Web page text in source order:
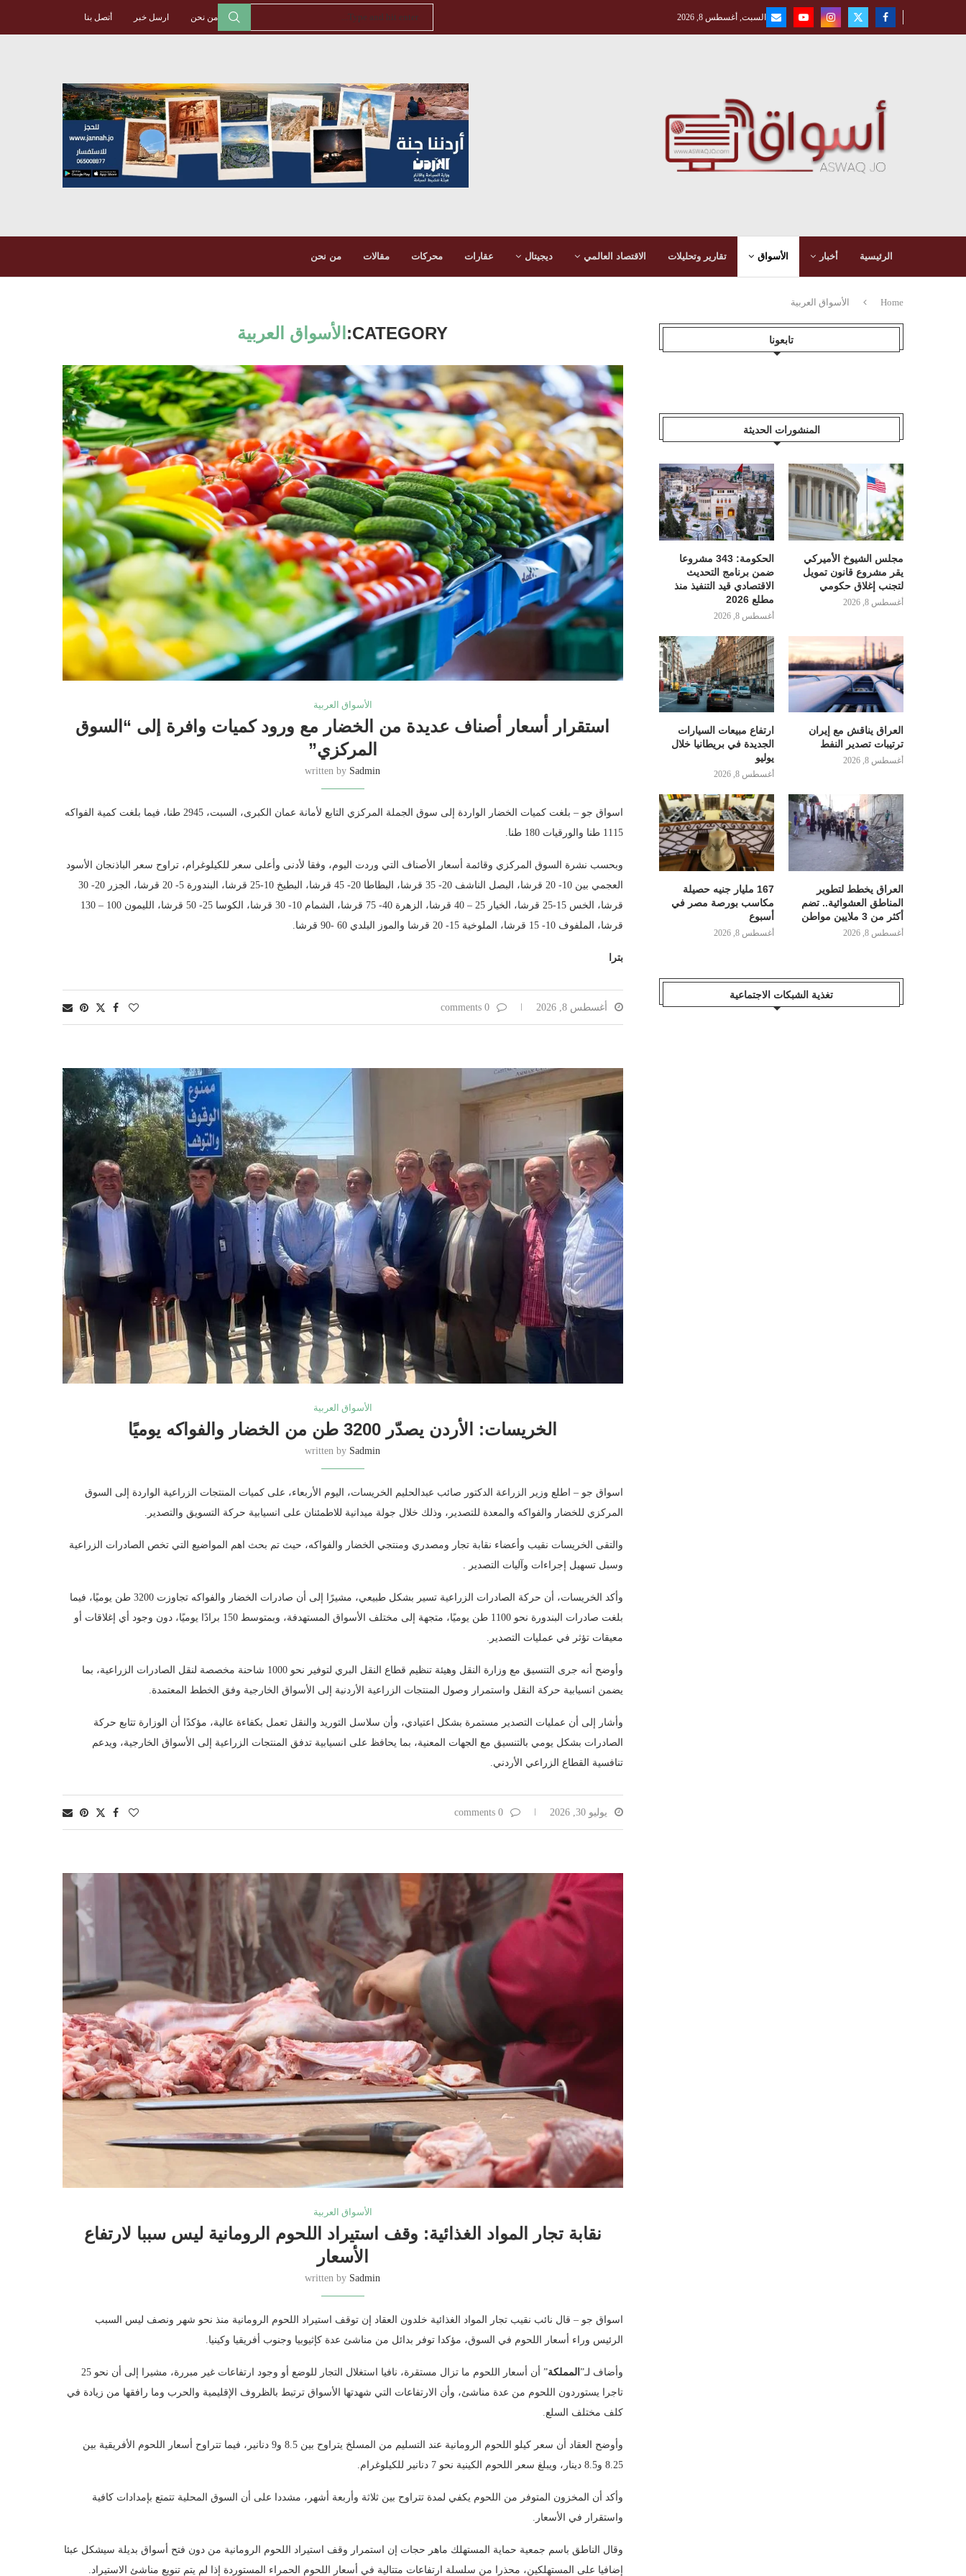
السبت, أغسطس 8, 2026 من نحن ارسل خبر أتصل بنا
الرئيسية أخبار الأسواق تقارير وتحليلات الاقتصاد العالمي ديجيتال عقارات محركات مقالات من نحن
Home الأسواق العربية
CATEGORY: الأسواق العربية
الأسواق العربية
استقرار أسعار أصناف عديدة من الخضار مع ورود كميات وافرة إلى “السوق
المركزي”
written by Sadmin
اسواق جو – بلغت كميات الخضار الواردة إلى سوق الجملة المركزي التابع لأمانة عمان الكبرى، السبت، 2945 طنا، فيما بلغت كمية الفواكه
1115 طنا والورقيات 180 طنا.
وبحسب نشرة السوق المركزي وقائمة أسعار الأصناف التي وردت اليوم، وفقا لأدنى وأعلى سعر للكيلوغرام، تراوح سعر الباذنجان الأسود
العجمي بين 10- 20 قرشا، البصل الناشف 20- 35 قرشا، البطاطا 20- 45 قرشا، البطيخ 10-25 قرشا، البندورة 5- 20 قرشا، الجزر 20- 30
قرشا، الخس 15-25 قرشا، الخيار 25 – 40 قرشا، الزهرة 40- 75 قرشا، الشمام 10- 30 قرشا، الكوسا 25- 50 قرشا، الليمون 100 – 130
قرشا، الملفوف 10- 15 قرشا، الملوخية 15- 20 قرشا والموز البلدي 60 -90 قرشا.
بترا
أغسطس 8, 2026 0 comments
الأسواق العربية
الخريسات: الأردن يصدّر 3200 طن من الخضار والفواكه يوميًا
written by Sadmin
اسواق جو – اطلع وزير الزراعة الدكتور صائب عبدالحليم الخريسات، اليوم الأربعاء، على كميات المنتجات الزراعية الواردة إلى السوق
المركزي للخضار والفواكه والمعدة للتصدير، وذلك خلال جولة ميدانية للاطمئنان على انسيابية حركة التسويق والتصدير.
والتقى الخريسات نقيب وأعضاء نقابة تجار ومصدري ومنتجي الخضار والفواكه، حيث تم بحث اهم المواضيع التي تخص الصادرات الزراعية
وسبل تسهيل إجراءات وآليات التصدير .
وأكد الخريسات، أن حركة الصادرات الزراعية تسير بشكل طبيعي، مشيرًا إلى أن صادرات الخضار والفواكه تجاوزت 3200 طن يوميًا، فيما
بلغت صادرات البندورة نحو 1100 طن يوميًا، متجهة إلى مختلف الأسواق المستهدفة، وبمتوسط 150 برادًا يوميًا، دون وجود أي إغلاقات أو
معيقات تؤثر في عمليات التصدير.
وأوضح أنه جرى التنسيق مع وزارة النقل وهيئة تنظيم قطاع النقل البري لتوفير نحو 1000 شاحنة مخصصة لنقل الصادرات الزراعية، بما
يضمن انسيابية حركة النقل واستمرار وصول المنتجات الزراعية الأردنية إلى الأسواق الخارجية وفق الخطط المعتمدة.
وأشار إلى أن عمليات التصدير مستمرة بشكل اعتيادي، وأن سلاسل التوريد والنقل تعمل بكفاءة عالية، مؤكدًا أن الوزارة تتابع حركة
الصادرات بشكل يومي بالتنسيق مع الجهات المعنية، بما يحافظ على انسيابية تدفق المنتجات الزراعية إلى الأسواق الخارجية، ويدعم
تنافسية القطاع الزراعي الأردني.
يوليو 30, 2026 0 comments
الأسواق العربية
نقابة تجار المواد الغذائية: وقف استيراد اللحوم الرومانية ليس سببا لارتفاع
الأسعار
written by Sadmin
اسواق جو – قال نائب نقيب تجار المواد الغذائية خلدون العقاد إن توقف استيراد اللحوم الرومانية منذ نحو شهر ونصف ليس السبب
الرئيس وراء أسعار اللحوم في السوق، مؤكدا توفر بدائل من مناشئ عدة كإثيوبيا وجنوب أفريقيا وكينيا.
وأضاف لـ” المملكة
” أن أسعار اللحوم ما تزال مستقرة، نافيا استغلال التجار للوضع أو وجود ارتفاعات غير مبررة، مشيرا إلى أن نحو 25
تاجرا يستوردون اللحوم من عدة مناشئ، وأن الارتفاعات التي شهدتها الأسواق ترتبط بالظروف الإقليمية والحرب وما رافقها من زيادة في
كلف مختلف السلع.
وأوضح العقاد أن سعر كيلو اللحوم الرومانية عند التسليم من المسلخ يتراوح بين 8.5 و9 دنانير، فيما تتراوح أسعار اللحوم الأفريقية بين
8.25 و8.5 دينار، ويبلغ سعر اللحوم الكينية نحو 7 دنانير للكيلوغرام.
وأكد أن المخزون المتوفر من اللحوم يكفي لمدة تتراوح بين ثلاثة وأربعة أشهر، مشددا على أن السوق المحلية تتمتع بإمدادات كافية
واستقرار في الأسعار.
وقال الناطق باسم جمعية حماية المستهلك ماهر حجات إن استمرار وقف استيراد اللحوم الرومانية من دون فتح أسواق بديلة سيشكل عبئا
إضافيا على المستهلكين، محذرا من سلسلة ارتفاعات متتالية في أسعار اللحوم الحمراء المستوردة إذا لم يتم تنويع مناشئ الاستيراد.
تابعونا
المنشورات الحديثة
مجلس الشيوخ الأميركي
يقر مشروع قانون تمويل
لتجنب إغلاق حكومي
أغسطس 8, 2026
الحكومة: 343 مشروعا
ضمن برنامج التحديث
الاقتصادي قيد التنفيذ منذ
مطلع 2026
أغسطس 8, 2026
العراق يناقش مع إيران
ترتيبات تصدير النفط
أغسطس 8, 2026
ارتفاع مبيعات السيارات
الجديدة في بريطانيا خلال
يوليو
أغسطس 8, 2026
العراق يخطط لتطوير
المناطق العشوائية.. تضم
أكثر من 3 ملايين مواطن
أغسطس 8, 2026
167 مليار جنيه حصيلة
مكاسب بورصة مصر في
أسبوع
أغسطس 8, 2026
تغذية الشبكات الاجتماعية